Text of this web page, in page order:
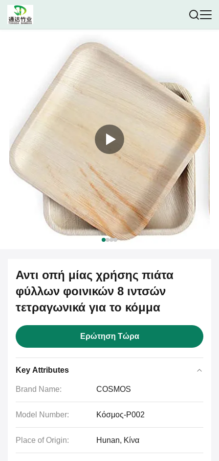
Αντι οπή μίας χρήσης πιάτα
φύλλων φοινικών 8 ιντσών
τετραγωνικά για το κόμμα
Ερώτηση Τώρα
Key Attributes
Brand Name: COSMOS
Model Number: Κόσμος-P002
Place of Origin: Hunan, Κίνα